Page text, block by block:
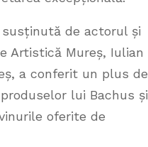
de actorul și
Artistică Mureș, Iulian
a conferit un plus de
lui Bachus și
oferite de